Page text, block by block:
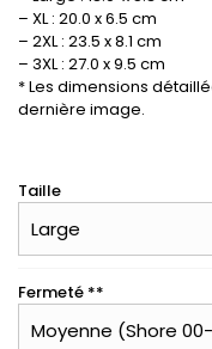
– XL : 20.0 x 6.5 cm –
– 2XL : 23.5 x 8.1 cm
– 3XL : 27.0 x 9.5 cm
* Les dimensions
dernière image.
Taille
Fermeté **